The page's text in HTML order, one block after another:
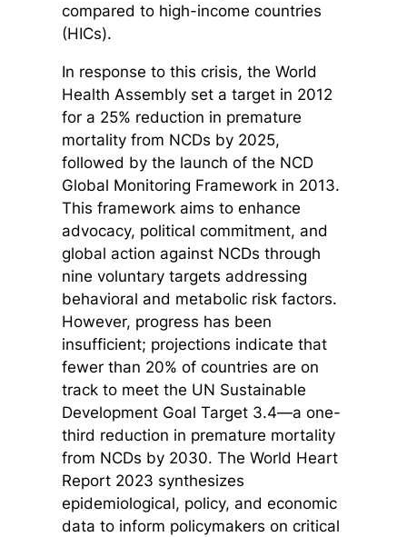
compared to high-income countries
(HICs).
In response to this crisis, the World
Health Assembly set a target in 2012
for a 25% reduction in premature
mortality from NCDs by 2025,
followed by the launch of the NCD
Global Monitoring Framework in 2013.
This framework aims to enhance
advocacy, political commitment, and
global action against NCDs through
nine voluntary targets addressing
behavioral and metabolic risk factors.
However, progress has been
insufficient; projections indicate that
fewer than 20% of countries are on
track to meet the UN Sustainable
Development Goal Target 3.4—a one-
third reduction in premature mortality
from NCDs by 2030. The World Heart
Report 2023 synthesizes
epidemiological, policy, and economic
data to inform policymakers on critical